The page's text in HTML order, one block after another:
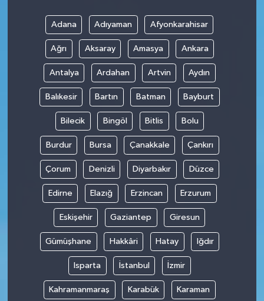
Adana Adıyaman Afyonkarahisar
Ağrı Aksaray Amasya Ankara
Antalya Ardahan Artvin Aydın
Balıkesir Bartın Batman Bayburt
Bilecik Bingöl Bitlis Bolu
Burdur Bursa Çanakkale Çankırı
Çorum Denizli Diyarbakır Düzce
Edirne Elazığ Erzincan Erzurum
Eskişehir Gaziantep Giresun
Gümüşhane Hakkâri Hatay Iğdır
Isparta İstanbul İzmir
Kahramanmaraş Karabük Karaman